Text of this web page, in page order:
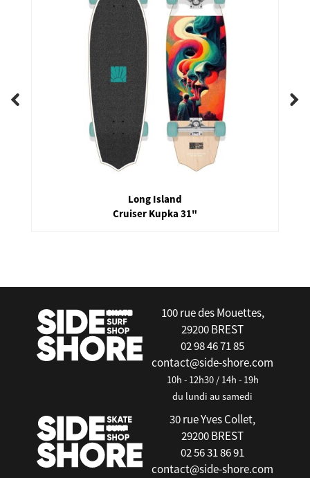
Long Island
Cruiser Kupka 31"
100 rue des Mouettes,
29200 BREST
02 98 46 71 85
contact@side-shore.com
10h - 12h30 / 14h - 19h
du lundi au samedi
30 rue Yves Collet,
29200 BREST
02 56 31 86 91
contact@side-shore.com